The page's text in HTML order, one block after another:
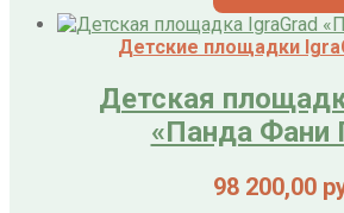
Детские площадки
Детская
«Панда Фани
98 200,00